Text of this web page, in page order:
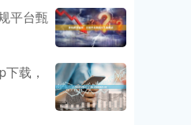
平台甄
载，